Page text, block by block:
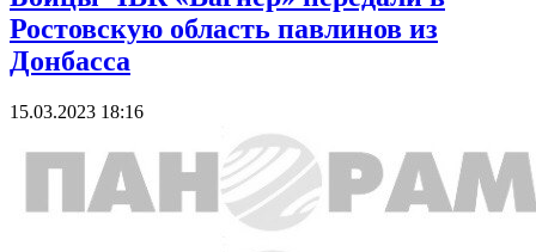
Ростовскую область павлинов из
Донбасса
15.03.2023 18:16